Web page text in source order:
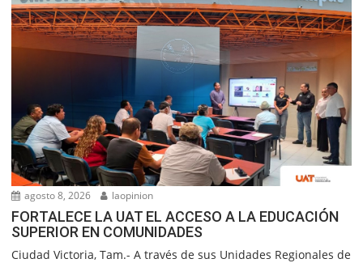
agosto 8, 2026 laopinion
FORTALECE LA UAT EL ACCESO A LA EDUCACIÓN
SUPERIOR EN COMUNIDADES
Ciudad Victoria, Tam.- A través de sus Unidades Regionales de